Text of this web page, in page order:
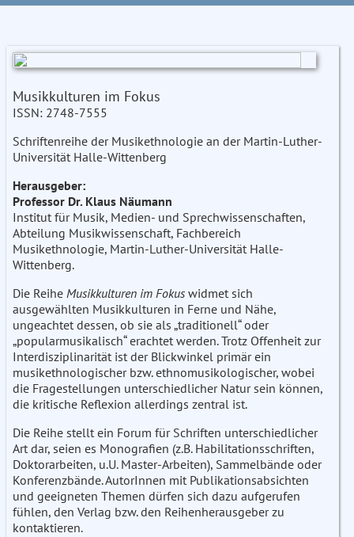
Musikkulturen im Fokus
ISSN: 2748-7555
Schriftenreihe der Musikethnologie an der Martin-Luther-
Universität Halle-Wittenberg
Herausgeber:
Professor Dr. Klaus Näumann
Institut für Musik, Medien- und Sprechwissenschaften,
Abteilung Musikwissenschaft, Fachbereich
Musikethnologie, Martin-Luther-Universität Halle-
Wittenberg.
Die Reihe Musikkulturen im Fokus widmet sich
ausgewählten Musikkulturen in Ferne und Nähe,
ungeachtet dessen, ob sie als „traditionell“ oder
„popularmusikalisch“ erachtet werden. Trotz Offenheit zur
Interdisziplinarität ist der Blickwinkel primär ein
musikethnologischer bzw. ethnomusikologischer, wobei
die Fragestellungen unterschiedlicher Natur sein können,
die kritische Reflexion allerdings zentral ist.
Die Reihe stellt ein Forum für Schriften unterschiedlicher
Art dar, seien es Monografien (z.B. Habilitationsschriften,
Doktorarbeiten, u.U. Master-Arbeiten), Sammelbände oder
Konferenzbände. AutorInnen mit Publikationsabsichten
und geeigneten Themen dürfen sich dazu aufgerufen
fühlen, den Verlag bzw. den Reihenherausgeber zu
kontaktieren.